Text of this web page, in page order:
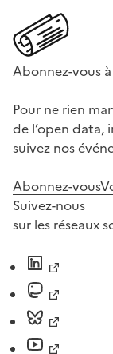
Abonnez-vous
Pour ne rien
de l’open data,
suivez nos
Abonnez-vous
Suivez-nous
sur les réseaux